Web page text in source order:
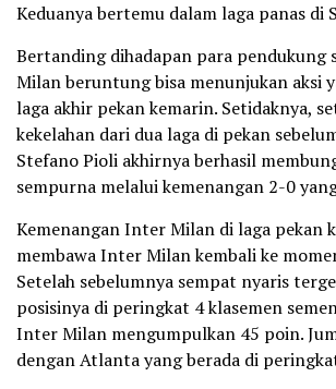
Keduanya bertemu dalam laga panas di
Bertanding dihadapan para pendukung
Milan beruntung bisa menunjukan aksi
laga akhir pekan kemarin. Setidaknya,
kekelahan dari dua laga di pekan
Stefano Pioli akhirnya berhasil
sempurna melalui kemenangan 2-0
Kemenangan Inter Milan di laga pekan
membawa Inter Milan kembali ke
Setelah sebelumnya sempat nyaris
posisinya di peringkat 4 klasemen
Inter Milan mengumpulkan 45 poin.
dengan Atlanta yang berada di